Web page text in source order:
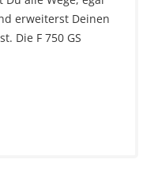
erweiterst Deinen
Die F 750 GS